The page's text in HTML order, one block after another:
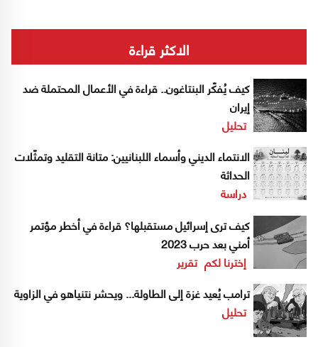
الاكثر قراءة
كيف يُفكّر البنتاغون.. قراءة في الأعمال المحتملة ضد
إيران
تحليل
الانتماء الديني وأسماء اللبنانيين: متانة التقليد وتمثّلات
الحداثة
دراسة
كيف ترى إسرائيل مستقبلها؟ قراءة في أخطر مؤتمر
أمني بعد حرب 2023
إخترنا لكم تقرير
ترامب يُعيد غزة إلى الطاولة... ويحشر نتنياهو في الزاوية
تحليل